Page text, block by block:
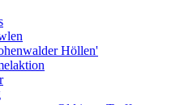
Höllen'